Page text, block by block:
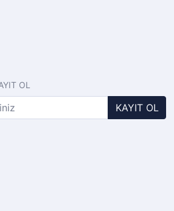
OL
KAYIT OL